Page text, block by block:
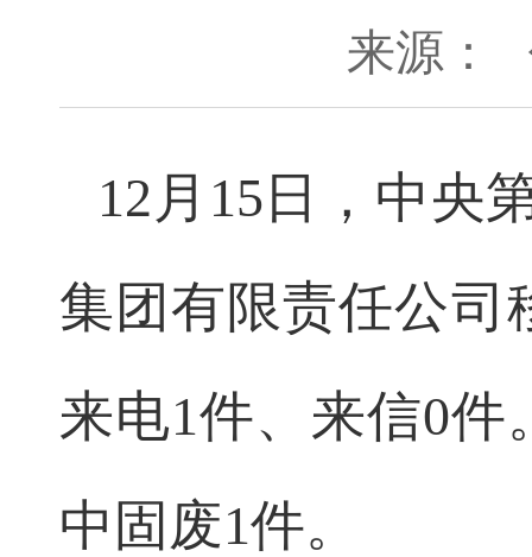
来源：
12月15日，中央
集团有限责任公司
来电1件、来信0
中固废1件。